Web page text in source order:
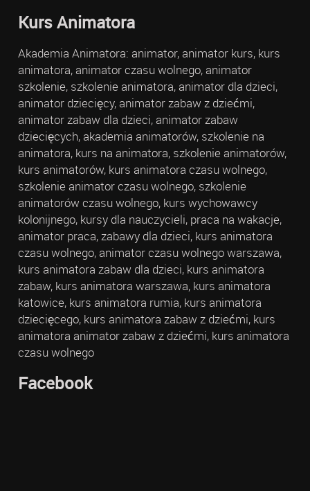
Kurs Animatora
Akademia Animatora: animator, animator kurs, kurs
animatora, animator czasu wolnego, animator
szkolenie, szkolenie animatora, animator dla dzieci,
animator dziecięcy, animator zabaw z dziećmi,
animator zabaw dla dzieci, animator zabaw
dziecięcych, akademia animatorów, szkolenie na
animatora, kurs na animatora, szkolenie animatorów,
kurs animatorów, kurs animatora czasu wolnego,
szkolenie animator czasu wolnego, szkolenie
animatorów czasu wolnego, kurs wychowawcy
kolonijnego, kursy dla nauczycieli, praca na wakacje,
animator praca, zabawy dla dzieci, kurs animatora
czasu wolnego, animator czasu wolnego warszawa,
kurs animatora zabaw dla dzieci, kurs animatora
zabaw, kurs animatora warszawa, kurs animatora
katowice, kurs animatora rumia, kurs animatora
dziecięcego, kurs animatora zabaw z dziećmi, kurs
animatora animator zabaw z dziećmi, kurs animatora
czasu wolnego
Facebook